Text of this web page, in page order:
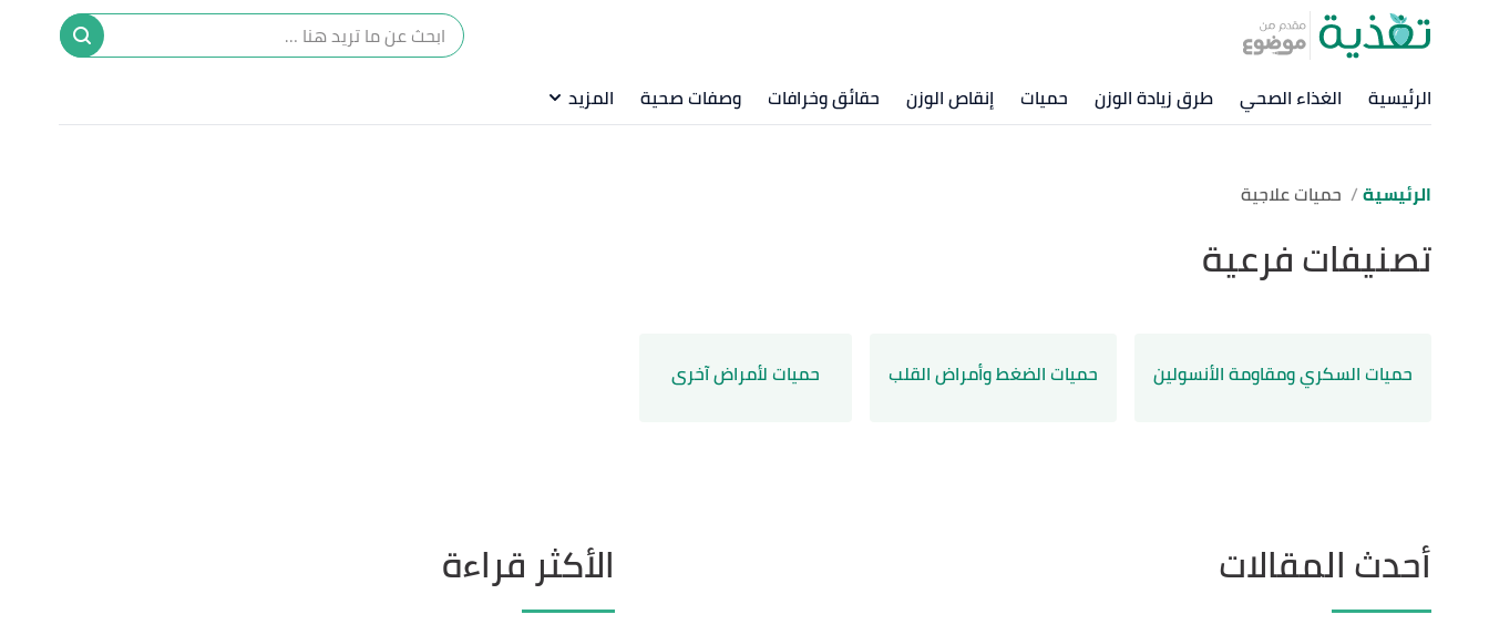
الرئيسية الغذاء الصحي طرق زيادة الوزن حميات إنقاص الوزن حقائق وخرافات وصفات صحية المزيد
الرئيسية حميات علاجية
تصنيفات فرعية
حميات السكري ومقاومة الأنسولين حميات الضغط وأمراض القلب حميات لأمراض آخرى
أحدث المقالات الأكثر قراءة